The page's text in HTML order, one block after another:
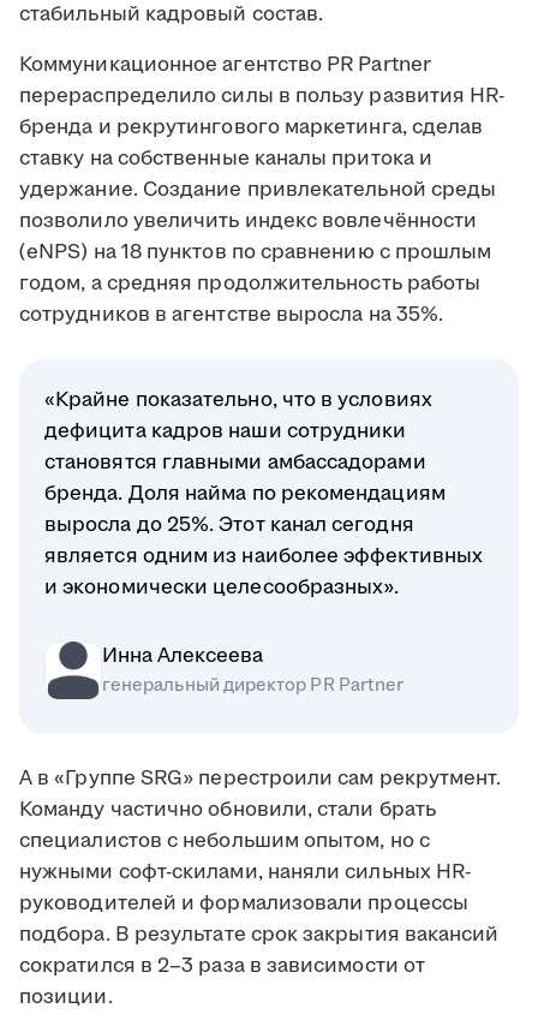
стабильный кадровый состав.
Коммуникационное агентство PR Partner
перераспределило силы в пользу развития HR-
бренда и рекрутингового маркетинга, сделав
ставку на собственные каналы притока и
удержание. Создание привлекательной среды
позволило увеличить индекс вовлечённости
(eNPS) на 18 пунктов по сравнению с прошлым
годом, а средняя продолжительность работы
сотрудников в агентстве выросла на 35%.
«Крайне показательно, что в условиях
дефицита кадров наши сотрудники
становятся главными амбассадорами
бренда. Доля найма по рекомендациям
выросла до 25%. Этот канал сегодня
является одним из наиболее эффективных
и экономически целесообразных».
Инна Алексеева
генеральный директор PR Partner
А в «Группе SRG» перестроили сам рекрутмент.
Команду частично обновили, стали брать
специалистов с небольшим опытом, но с
нужными софт-скилами, наняли сильных HR-
руководителей и формализовали процессы
подбора. В результате срок закрытия вакансий
сократился в 2–3 раза в зависимости от
позиции.